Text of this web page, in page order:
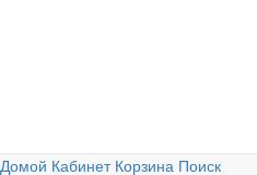
Домой Кабинет Корзина Поиск